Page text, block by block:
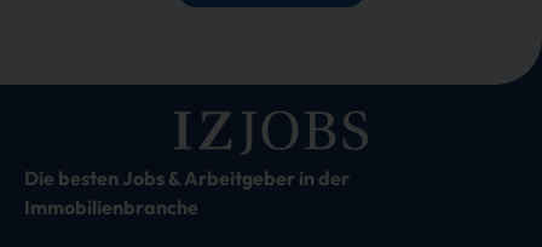
Die besten Jobs & Arbeitgeber in der
Immobilienbranche